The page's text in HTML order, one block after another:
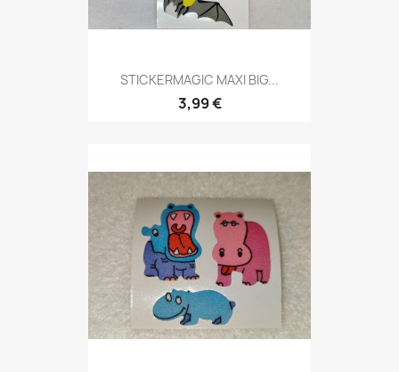
STICKERMAGIC MAXI BIG...
3,99 €